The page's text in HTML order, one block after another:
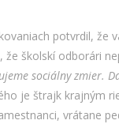
potvrdil, že
školskí odborári
sociálny zmier.
je štrajk krajným
vrátane